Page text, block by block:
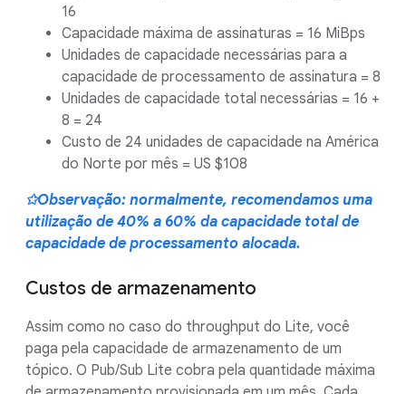
16
Capacidade máxima de assinaturas = 16 MiBps
Unidades de capacidade necessárias para a
capacidade de processamento de assinatura = 8
Unidades de capacidade total necessárias = 16 +
8 = 24
Custo de 24 unidades de capacidade na América
do Norte por mês = US $108
✩Observação: normalmente, recomendamos uma
utilização de 40% a 60% da capacidade total de
capacidade de processamento alocada.
Custos de armazenamento
Assim como no caso do throughput do Lite, você
paga pela capacidade de armazenamento de um
tópico. O Pub/Sub Lite cobra pela quantidade máxima